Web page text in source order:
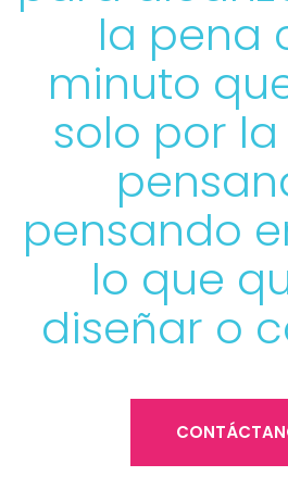
la pena
minuto
solo por
pensando
lo que
diseñar o